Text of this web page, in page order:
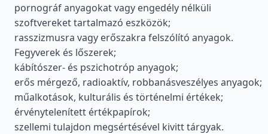
pornográf anyagokat vagy engedély nélküli
szoftvereket tartalmazó eszközök;
rasszizmusra vagy erőszakra felszólító anyagok.
Fegyverek és lőszerek;
kábítószer- és pszichotróp anyagok;
erős mérgező, radioaktív, robbanásveszélyes anyagok;
műalkotások, kulturális és történelmi értékek;
érvénytelenített értékpapírok;
szellemi tulajdon megsértésével kivitt tárgyak.